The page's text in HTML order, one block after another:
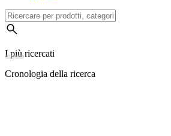
I più ricercati
Cronologia della ricerca